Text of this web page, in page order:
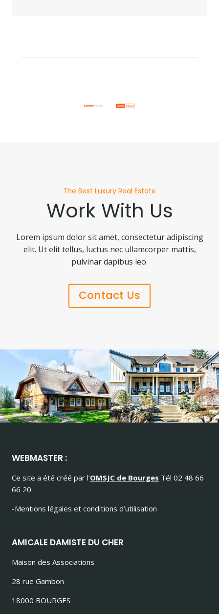
The Best Luxury Real Estate
Work With Us
Lorem ipsum dolor sit amet, consectetur adipiscing
elit. Ut elit tellus, luctus nec ullamcorper mattis,
pulvinar dapibus leo.
Contact Us
WEBMASTER :
Ce site a été créé par l’OMSJC de Bourges Tél 02 48 66
66 20
-Mentions légales et conditions d’utilisation
AMICALE DAMISTE DU CHER
Maison des Associations
28 rue Gambon
18000 BOURGES